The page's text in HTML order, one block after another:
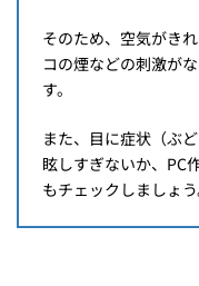
そのため、空気がき
コの煙などの刺激が
す。
また、目に症状（ぶ
眩しすぎないか、PC
もチェックしましょう